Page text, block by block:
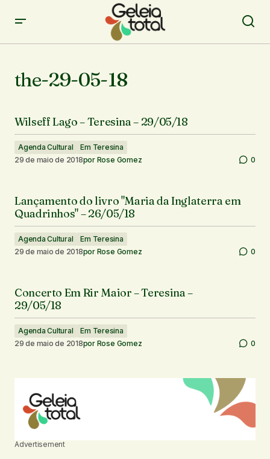
the-29-05-18
Wilseff Lago – Teresina – 29/05/18
Agenda Cultural
Em Teresina
29 de maio de 2018por Rose Gomez 0
Lançamento do livro "Maria da Inglaterra em
Quadrinhos" – 26/05/18
Agenda Cultural
Em Teresina
29 de maio de 2018por Rose Gomez 0
Concerto Em Rir Maior – Teresina –
29/05/18
Agenda Cultural
Em Teresina
29 de maio de 2018por Rose Gomez 0
Advertisement